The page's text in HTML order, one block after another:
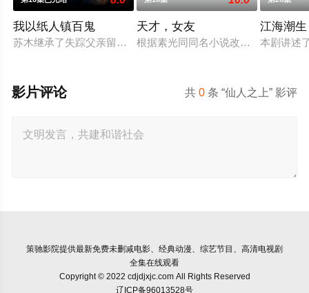
我以纸人镇百鬼
苏木继承了失踪父亲留下的白事馆，本想低调扎纸维生，却因
天才，女友
根据素光同同名小说改编。江逾白长
江海潮生
本剧讲述
共0 条 “仙人之上” 影评
影片评论
策驰影院提供最新免费未删减电影、经典动漫、综艺节目、高清电视剧
全集在线观看
Copyright © 2022 cdjdjxjc.com All Rights Reserved
辽ICP备96013528号